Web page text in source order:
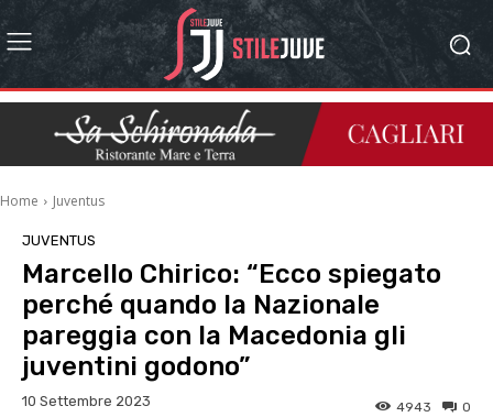
Home Juventus
JUVENTUS
Marcello Chirico: “Ecco spiegato
perché quando la Nazionale
pareggia con la Macedonia gli
juventini godono”
10 Settembre 2023 0
4943